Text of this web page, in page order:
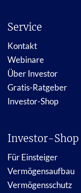
Service
Kontakt
Webinare
Über Investor
Gratis-Ratgeber
Investor-Shop
Investor-Shop
Für Einsteiger
Vermögensaufbau
Vermögensschutz